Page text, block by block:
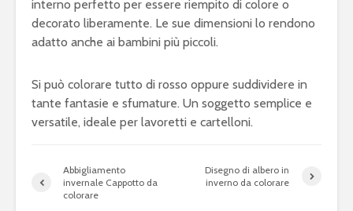
interno perfetto per essere riempito di colore o
decorato liberamente. Le sue dimensioni lo rendono
adatto anche ai bambini più piccoli.
Si può colorare tutto di rosso oppure suddividere in
tante fantasie e sfumature. Un soggetto semplice e
versatile, ideale per lavoretti e cartelloni.
Abbigliamento
invernale Cappotto da
colorare
Disegno di albero in
inverno da colorare